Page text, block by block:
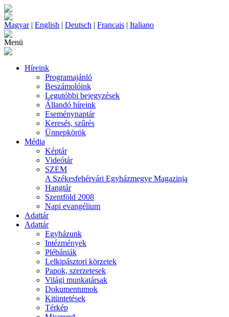
Magyar| English | Deutsch | Francais | Italiano
Menü
Híreink
Programajánló
Beszámolóink
Legutóbbi bejegyzések
Állandó híreink
Eseménynaptár
Keresés, szűrés
Ünnepkörök
Média
Képtár
Videótár
SZEM
A Székesfehérvári Egyházmegye Magazinja
Hangtár
Szentföld 2008
Napi evangélium
Adattár
Adattár
Egyházunk
Intézmények
Plébániák
Lelkipásztori körzetek
Papok, szerzetesek
Világi munkatársak
Dokumentumok
Kitüntetések
Térkép